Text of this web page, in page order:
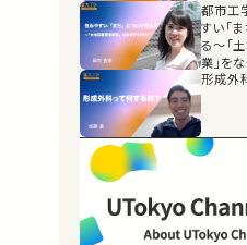
都市工
すい「
る〜「
業」を
形成外